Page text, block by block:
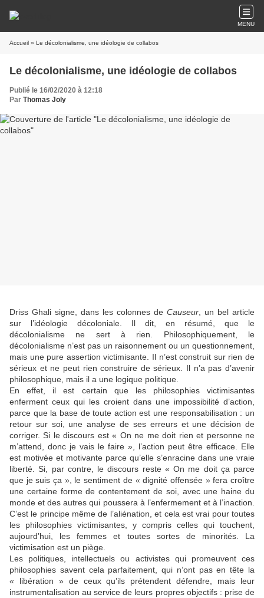
MENU
Accueil » Le décolonialisme, une idéologie de collabos
Le décolonialisme, une idéologie de collabos
Publié le 16/02/2020 à 12:18
Par Thomas Joly
Driss Ghali signe, dans les colonnes de Causeur , un bel article
sur l’idéologie décoloniale. Il dit, en résumé, que le
décolonialisme ne sert à rien. Philosophiquement, le
décolonialisme n’est pas un raisonnement ou un questionnement,
mais une pure assertion victimisante. Il n’est construit sur rien de
sérieux et ne peut rien construire de sérieux. Il n’a pas d’avenir
philosophique, mais il a une logique politique.
En effet, il est certain que les philosophies victimisantes
enferment ceux qui les croient dans une impossibilité d’action,
parce que la base de toute action est une responsabilisation : un
retour sur soi, une analyse de ses erreurs et une décision de
corriger. Si le discours est « On ne me doit rien et personne ne
m’attend, donc je vais le faire », l’action peut être efficace. Elle
est motivée et motivante parce qu’elle s’enracine dans une vraie
liberté. Si, par contre, le discours reste « On me doit ça parce
que je suis ça », le sentiment de « dignité offensée » fera croître
une certaine forme de contentement de soi, avec une haine du
monde et des autres qui poussera à l’enfermement et à l’inaction.
C’est le principe même de l’aliénation, et cela est vrai pour toutes
les philosophies victimisantes, y compris celles qui touchent,
aujourd’hui, les femmes et toutes sortes de minorités. La
victimisation est un piège.
Les politiques, intellectuels ou activistes qui promeuvent ces
philosophies savent cela parfaitement, qui n’ont pas en tête la
« libération » de ceux qu’ils prétendent défendre, mais leur
instrumentalisation au service de leurs propres objectifs : prise de